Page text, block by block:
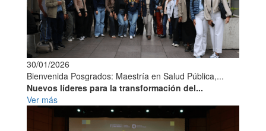
30/01/2026
Bienvenida Posgrados: Maestría en Salud Pública,...
Nuevos líderes para la transformación del...
Ver más